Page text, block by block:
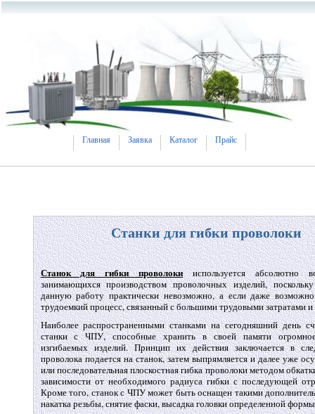
Главная Заявка Каталог Прайс
Станки для гибки проволоки
Станок для гибки проволокииспользуется абсолютно
занимающихся производством проволочных изделий,
данную работу практически невозможно, а если даже
трудоемкий процесс, связанный с большими трудовыми затратами
Наиболее распространенными станками на сегодняшний день
станки с ЧПУ, способные хранить в своей памяти
изгибаемых изделий. Принцип их действия заключается в
проволока подается на станок, затем выпрямляется и далее уже
или последовательная плоскостная гибка проволоки методом
зависимости от необходимого радиуса гибки с последующей
Кроме того, станок с ЧПУ может быть оснащен такими
накатка резьбы, снятие фаски, высадка головки определенной